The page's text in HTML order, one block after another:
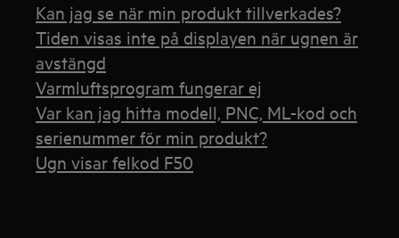
Kan jag se när min produkt tillverkades?
Tiden visas inte på displayen när ugnen är
avstängd
Varmluftsprogram fungerar ej
Var kan jag hitta modell, PNC, ML-kod och
serienummer för min produkt?
Ugn visar felkod F50